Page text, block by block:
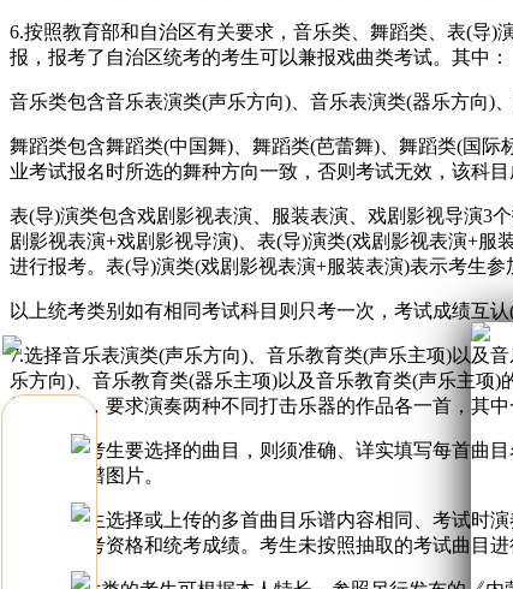
6.按照教育部和自治区有关要求，音乐类、舞蹈类、表(导
报，报考了自治区统考的考生可以兼报戏曲类考试。其中：
音乐类包含音乐表演类(声乐方向)、音乐表演类(器乐方向)
舞蹈类包含舞蹈类(中国舞)、舞蹈类(芭蕾舞)、舞蹈类(国
业考试报名时所选的舞种方向一致，否则考试无效，该科目
表(导)演类包含戏剧影视表演、服装表演、戏剧影视导演3
剧影视表演+戏剧影视导演)、表(导)演类(戏剧影视表演+服
进行报考。表(导)演类(戏剧影视表演+服装表演)表示考生
以上统考类别如有相同考试科目则只考一次，考试成绩互
7.选择音乐表演类(声乐方向)、音乐教育类(声乐主项)以及
乐方向)、音乐教育类(器乐主项)以及音乐教育类(声乐主项
打击乐器，要求演奏两种不同打击乐器的作品各一首，其中
若不存在考生要选择的曲目，则须准确、详实填写每首曲
工手写乐谱图片。
若同一考生选择或上传的多首曲目乐谱内容相同、考试时
音乐类统考资格和统考成绩。考生未按照抽取的考试曲目